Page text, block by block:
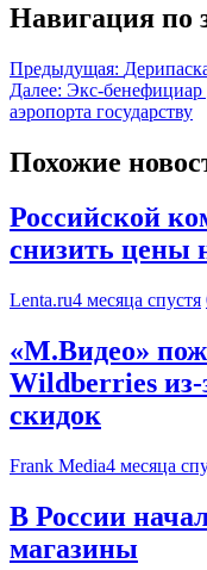
Навигация по
Предыдущая:
Далее: Экс-бенефициар
аэропорта государству
Похожие
Российской
снизить цены
Lenta.ru4 месяца спустя
«М.Видео»
Wildberries
скидок
Frank Media4 месяца
В России
магазины